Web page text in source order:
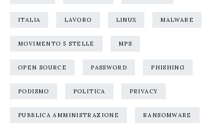
ITALIA LAVORO LINUX MALWARE
MOVIMENTO 5 STELLE MPS
OPEN SOURCE PASSWORD PHISHING
PODISMO POLITICA PRIVACY
PUBBLICA AMMINISTRAZIONE RANSOMWARE